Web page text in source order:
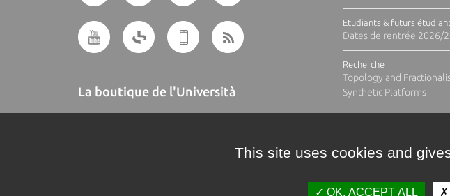
La boutique de l'Università
Etudiants & futurs
Dates de rentrée 2026/
Recherche
Topology and
Synthetic Platforms
This site uses cookies and
OK, ACCEPT ALL